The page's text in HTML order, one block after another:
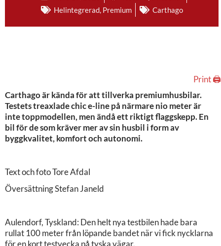
Helintegrerad, Premium Carthago
Print 🖨
Carthago är kända för att tillverka premiumhusbilar.
Testets treaxlade chic e-line på närmare nio meter är
inte toppmodellen, men ändå ett riktigt flaggskepp. En
bil för de som kräver mer av sin husbil i form av
byggkvalitet, komfort och autonomi.
Text och foto Tore Afdal
Översättning Stefan Janeld
Aulendorf, Tyskland: Den helt nya testbilen hade bara
rullat 100 meter från löpande bandet när vi fick nycklarna
för en kort testvecka på tyska vägar.